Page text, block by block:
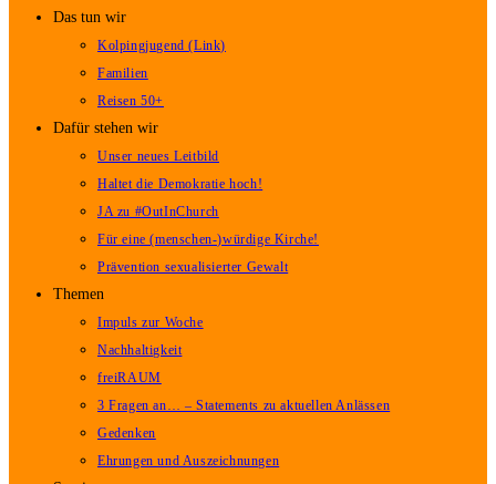
Das tun wir
Kolpingjugend (Link)
Familien
Reisen 50+
Dafür stehen wir
Unser neues Leitbild
Haltet die Demokratie hoch!
JA zu #OutInChurch
Für eine (menschen-)würdige Kirche!
Prävention sexualisierter Gewalt
Themen
Impuls zur Woche
Nachhaltigkeit
freiRAUM
3 Fragen an… – Statements zu aktuellen Anlässen
Gedenken
Ehrungen und Auszeichnungen